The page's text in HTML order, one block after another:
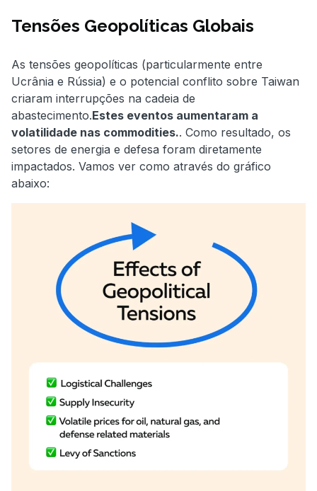
Tensões Geopolíticas Globais
As tensões geopolíticas (particularmente entre
Ucrânia e Rússia) e o potencial conflito sobre Taiwan
criaram interrupções na cadeia de
abastecimento.Estes eventos aumentaram a
volatilidade nas commodities.. Como resultado, os
setores de energia e defesa foram diretamente
impactados. Vamos ver como através do gráfico
abaixo: